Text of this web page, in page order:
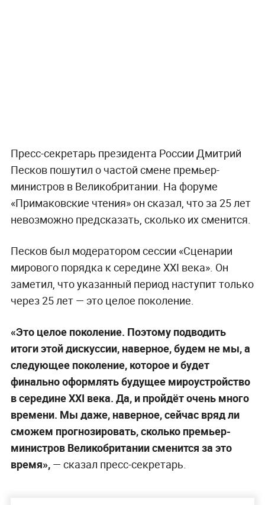
Пресс-секретарь президента России Дмитрий
Песков пошутил о частой смене премьер-
министров в Великобритании. На форуме
«Примаковские чтения» он сказал, что за 25 лет
невозможно предсказать, сколько их сменится.
Песков был модератором сессии «Сценарии
мирового порядка к середине XXI века». Он
заметил, что указанный период наступит только
через 25 лет — это целое поколение.
«Это целое поколение. Поэтому подводить
итоги этой дискуссии, наверное, будем не мы, а
следующее поколение, которое и будет
финально оформлять будущее мироустройство
в середине XXI века. Да, и пройдёт очень много
времени. Мы даже, наверное, сейчас вряд ли
сможем прогнозировать, сколько премьер-
министров Великобритании сменится за это
время», — сказал пресс-секретарь.